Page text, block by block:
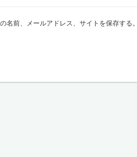
名前、メールアドレス、サイトを保存する。